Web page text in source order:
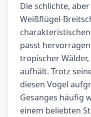
Die schlichte,
Weißflügel-
passt
tropischer
aufhält. Trotz
diesen Vogel
Gesanges häufig
einem beliebten